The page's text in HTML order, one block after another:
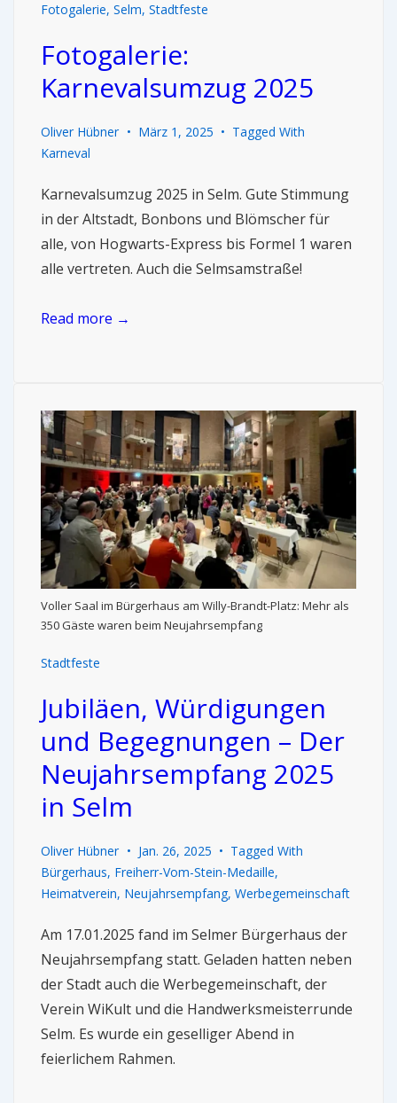
Fotogalerie, Selm, Stadtfeste
Fotogalerie:
Karnevalsumzug 2025
Oliver Hübner März 1, 2025
Tagged With
Karneval
Karnevalsumzug 2025 in Selm. Gute Stimmung
in der Altstadt, Bonbons und Blömscher für
alle, von Hogwarts-Express bis Formel 1 waren
alle vertreten. Auch die Selmsamstraße!
Read more →
Voller Saal im Bürgerhaus am Willy-Brandt-Platz: Mehr als
350 Gäste waren beim Neujahrsempfang
Stadtfeste
Jubiläen, Würdigungen
und Begegnungen – Der
Neujahrsempfang 2025
in Selm
Oliver Hübner Jan. 26, 2025
Tagged With
Bürgerhaus, Freiherr-Vom-Stein-Medaille,
Heimatverein, Neujahrsempfang, Werbegemeinschaft
Am 17.01.2025 fand im Selmer Bürgerhaus der
Neujahrsempfang statt. Geladen hatten neben
der Stadt auch die Werbegemeinschaft, der
Verein WiKult und die Handwerksmeisterrunde
Selm. Es wurde ein geselliger Abend in
feierlichem Rahmen.